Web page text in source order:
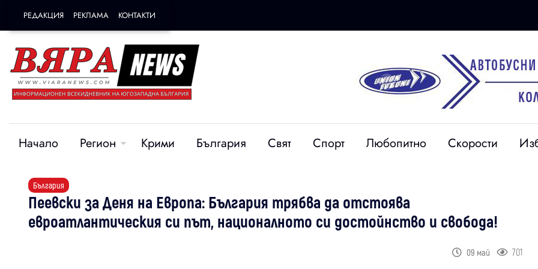
РЕДАКЦИЯ РЕКЛАМА КОНТАКТИ
Начало Регион Крими България Свят Спорт Любопитно Скорости
България
Пеевски за Деня на Европа: България трябва да отстоява
евроатлантическия си път, националното си достойнство и свобода!
09 май 701